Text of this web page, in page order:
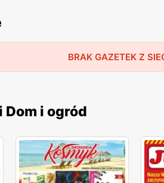
maszyn uprawowych,
szeroki wybór chemii i
stronę internetową, na
BRAK GAZETEK Z
i ogród